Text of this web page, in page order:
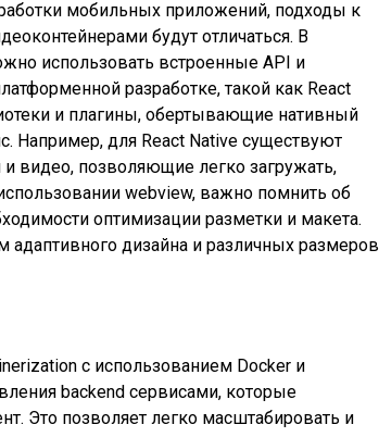
мобильных приложений, подходы к
будут отличаться. В
использовать встроенные API и
разработке, такой как React
и плагины, обертывающие нативный
Например, для React Native существуют
видео, позволяющие легко загружать,
webview, важно помнить об
оптимизации разметки и макета.
дизайна и различных размеров
с использованием Docker и
backend сервисами, которые
Это позволяет легко масштабировать и